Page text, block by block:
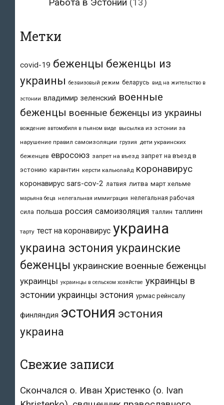
Метки
covid-19 беженцы беженцы из
украины безвизовый режим беларусь вид на жительство в
эстонии владимир зеленский военные
беженцы военные беженцы из украины
вождение автомобиля в пьяном виде высылка из эстонии за
нарушение правил самоизоляции грузия дети украинских
беженцев евросоюз запрет на въезд запрет на въезд в
эстонию карантин керсти кальюлайд коронавирус
коронавирус sars-cov-2 латвия литва март хельме
марьяна беца нелегальная иммиграция нелегальная рабочая
сила польша россия самоизоляция таллин таллинн
тарту тест на коронавирус украина
украина эстония украинские
беженцы украинские военные беженцы
украинцы украинцы в сельском хозяйстве украинцы в
эстонии украинцы эстония урмас рейнсалу
финляндия эстония эстония
украина
Свежие записи
Скончался о. Иван Христенко (о. Ivan